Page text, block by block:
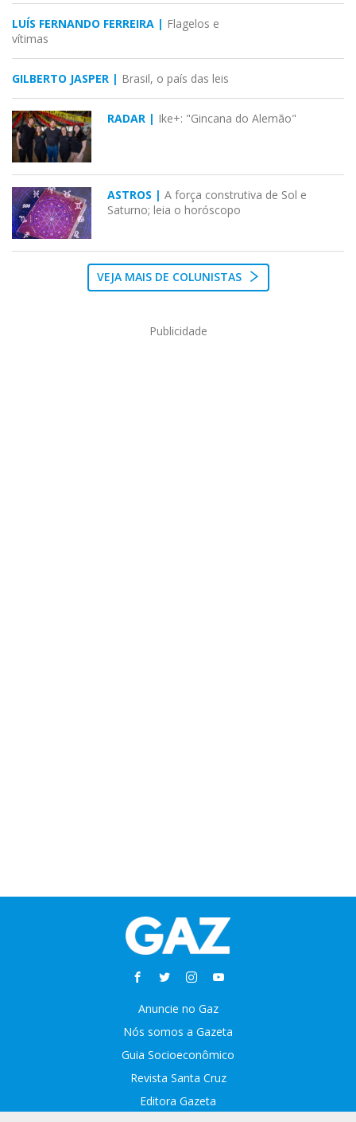
LUÍS FERNANDO FERREIRA | Flagelos e
vítimas
GILBERTO JASPER | Brasil, o país das leis
RADAR | Ike+: "Gincana do Alemão"
ASTROS | A força construtiva de Sol e
Saturno; leia o horóscopo
VEJA MAIS DE COLUNISTAS
Publicidade
Anuncie no Gaz
Nós somos a Gazeta
Guia Socioeconômico
Revista Santa Cruz
Editora Gazeta